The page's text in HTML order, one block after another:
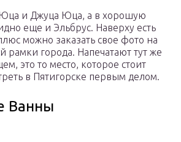
и Джуца Юца, а в хорошую
еще и Эльбрус. Наверху есть
можно заказать свое фото на
рамки города. Напечатают тут же
это то место, которое стоит
в Пятигорске первым делом.
Ванны